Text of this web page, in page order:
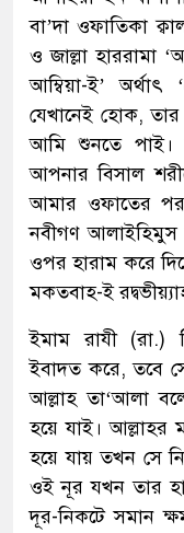
বা’দা ওফাতিকা
ও জাল্লা হাররামা
আম্বিয়া-ই’
যেখানেই হোক,
আমি শুনতে পাই।
আপনার বিসাল
আমার ওফাতের
নবীগণ আলাইহিমুস
ওপর হারাম করে
মকতবাহ-ই
ইমাম রাযী (রা.)
ইবাদত করে, তবে
আল্লাহ তা‘আলা
হয়ে যাই। আল্লাহর
হয়ে যায় তখন সে
ওই নূর যখন তার
দূর-নিকটে সমান